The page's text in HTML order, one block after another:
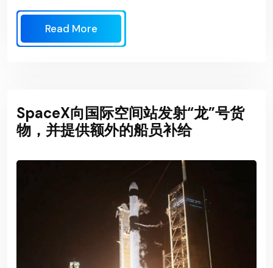
Read More
SpaceX向国际空间站发射“龙”号货
物，并提供额外的船员补给